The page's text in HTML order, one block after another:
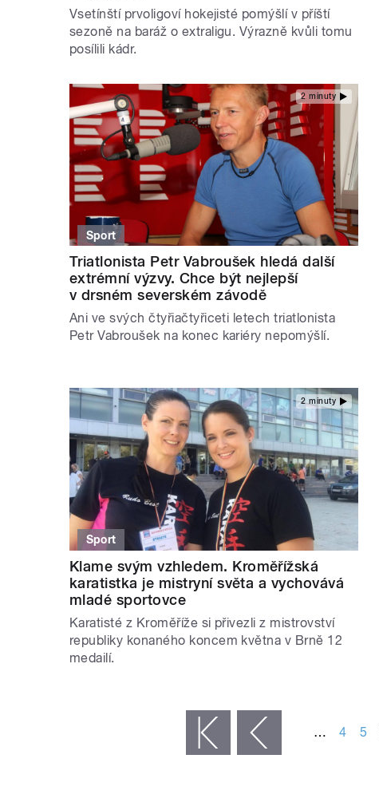
Vsetínští prvoligoví hokejisté pomýšlí v příští
sezoně na baráž o extraligu. Výrazně kvůli tomu
posílili kádr.
2 minuty
Sport
Triatlonista Petr Vabroušek hledá další
extrémní výzvy. Chce být nejlepší
v drsném severském závodě
Ani ve svých čtyřiačtyřiceti letech triatlonista
Petr Vabroušek na konec kariéry nepomýšlí.
2 minuty
Sport
Klame svým vzhledem. Kroměřížská
karatistka je mistryní světa a vychovává
mladé sportovce
Karatisté z Kroměříže si přivezli z mistrovství
republiky konaného koncem května v Brně 12
medailí.
‹ předchozí … 4 5